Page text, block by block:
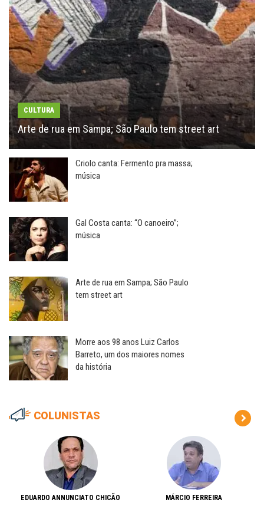
CULTURA
Arte de rua em Sampa; São Paulo tem street art
Criolo canta: Fermento pra massa;
música
Gal Costa canta: “O canoeiro”;
música
Arte de rua em Sampa; São Paulo
tem street art
Morre aos 98 anos Luiz Carlos
Barreto, um dos maiores nomes
da história
COLUNISTAS
EDUARDO ANNUNCIATO CHICÃO MÁRCIO FERREIRA